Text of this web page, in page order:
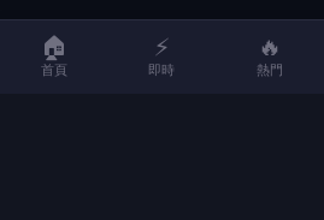
LIFE
LIFE 生活網是台灣領先的生活資訊平台，
🏠
首頁
⚡
即時
🔥
熱門